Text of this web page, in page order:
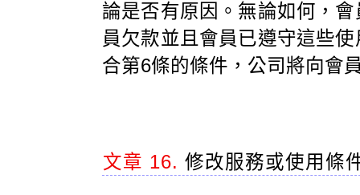
論是否有原因。無論如何，
員欠款並且會員已遵守這些
合第6條的條件，公司將向會
文章 16. 修改服務或使用條